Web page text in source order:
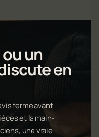
un
en
ferme avant
et la main-
une vraie